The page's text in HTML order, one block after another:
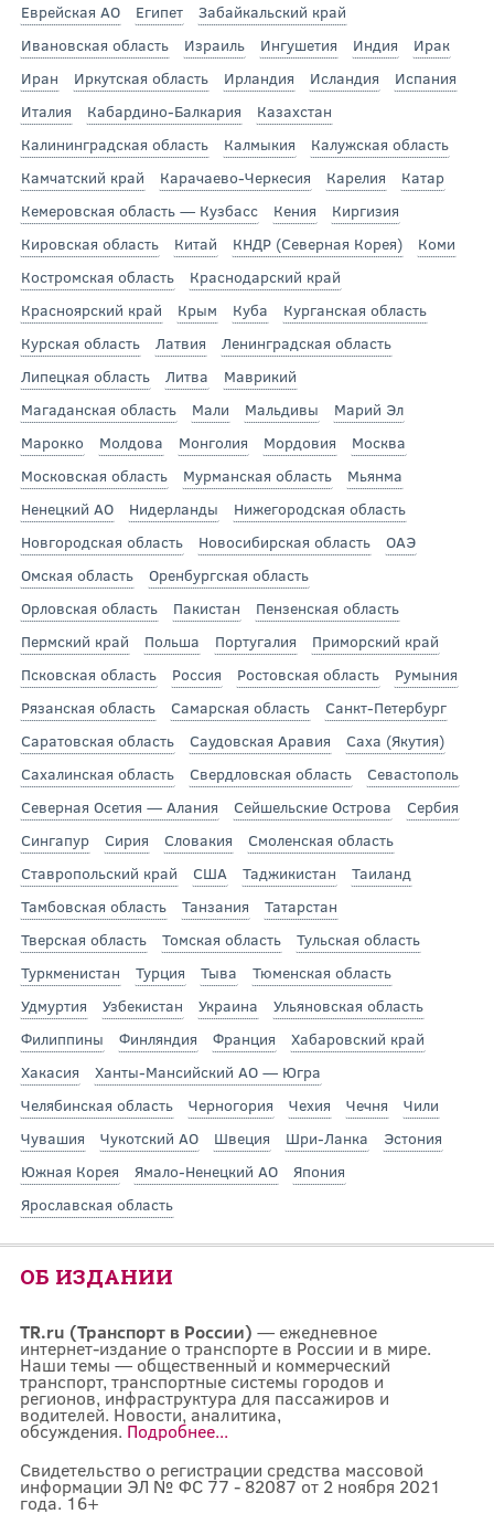
Еврейская АО
Египет
Забайкальский край
Ивановская область
Израиль Ингушетия Индия
Ирак
Иран
Иркутская область Ирландия Исландия
Испания
Италия
Кабардино-Балкария
Казахстан
Калининградская область
Калмыкия
Калужская область
Камчатский край
Карачаево-Черкесия Карелия
Катар
Кемеровская область — Кузбасс
Кения
Киргизия
Кировская область
Китай КНДР (Северная Корея)
Коми
Костромская область
Краснодарский край
Красноярский край
Крым Куба
Курганская область
Курская область
Латвия
Ленинградская область
Липецкая область
Литва
Маврикий
Магаданская область
Мали Мальдивы
Марий Эл
Марокко
Молдова Монголия Мордовия
Москва
Московская область
Мурманская область
Мьянма
Ненецкий АО
Нидерланды
Нижегородская область
Новгородская область
Новосибирская область
ОАЭ
Омская область
Оренбургская область
Орловская область
Пакистан
Пензенская область
Пермский край
Польша Португалия
Приморский край
Псковская область
Россия Ростовская область
Румыния
Рязанская область
Самарская область
Санкт-Петербург
Саратовская область
Саудовская Аравия
Саха (Якутия)
Сахалинская область
Свердловская область
Севастополь
Северная Осетия — Алания
Сейшельские Острова
Сербия
Сингапур
Сирия Словакия
Смоленская область
Ставропольский край
США Таджикистан
Таиланд
Тамбовская область
Танзания
Татарстан
Тверская область
Томская область
Тульская область
Туркменистан
Турция Тыва
Тюменская область
Удмуртия
Узбекистан Украина
Ульяновская область
Филиппины
Финляндия Франция
Хабаровский край
Хакасия
Ханты-Мансийский АО — Югра
Челябинская область
Черногория Чехия Чечня
Чили
Чувашия
Чукотский АО Швеция Шри-Ланка
Эстония
Южная Корея
Ямало-Ненецкий АО
Япония
Ярославская область
ОБ ИЗДАНИИ
TR.ru (Транспорт в России) — ежедневное
интернет-издание о транспорте в России и в мире.
Наши темы — общественный и коммерческий
транспорт, транспортные системы городов и
регионов, инфраструктура для пассажиров и
водителей. Новости, аналитика,
обсуждения. Подробнее...
Свидетельство о регистрации средства массовой
информации ЭЛ № ФС 77 - 82087 от 2 ноября 2021
года. 16+